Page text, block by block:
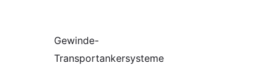
Gewinde-
Transportankersysteme